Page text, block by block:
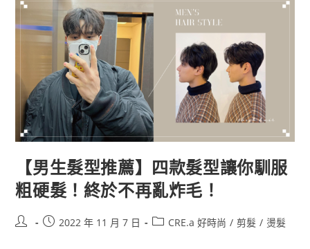
【男生髮型推薦】四款髮型讓你馴服
粗硬髮！終於不再亂炸毛！
2022 年 11 月 7 日 CRE.a 好時尚 / 剪髮 / 燙髮